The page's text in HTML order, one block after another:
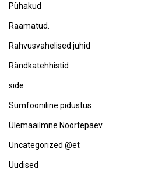
Pühakud
Raamatud.
Rahvusvahelised juhid
Rändkatehhistid
side
Sümfooniline pidustus
Ülemaailmne Noortepäev
Uncategorized @et
Uudised